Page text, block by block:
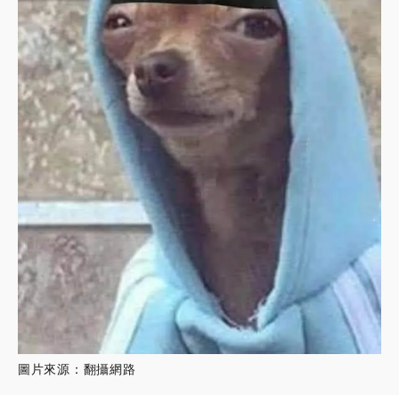
圖片來源：翻攝網路